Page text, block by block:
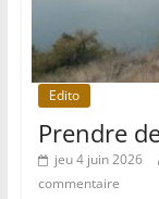
Edito
Prendre
jeu 4 juin 2026
commentaire